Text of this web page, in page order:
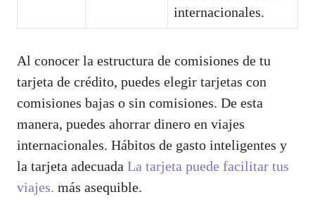
internacionales.
Al conocer la estructura de comisiones de tu
tarjeta de crédito, puedes elegir tarjetas con
comisiones bajas o sin comisiones. De esta
manera, puedes ahorrar dinero en viajes
internacionales. Hábitos de gasto inteligentes y
la tarjeta adecuada La tarjeta puede facilitar tus
viajes. más asequible.